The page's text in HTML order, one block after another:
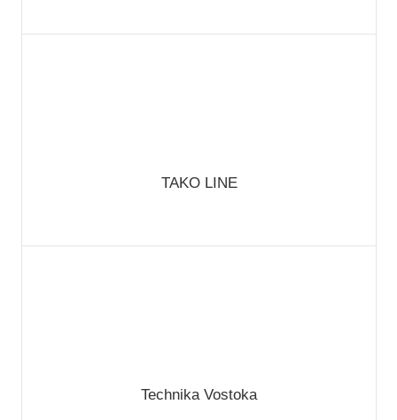
TAKO LINE
Technika Vostoka